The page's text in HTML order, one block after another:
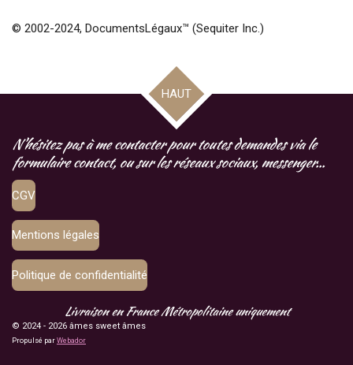
© 2002-2024, DocumentsLégaux™ (Sequiter Inc.)
HAUT
N'hésitez pas à me contacter pour toutes demandes via le
formulaire contact, ou sur les réseaux sociaux, messenger...
CGV
Mentions légales
Politique de confidentialité
Livraison en France Métropolitaine uniquement
© 2024 - 2026 âmes sweet âmes
Propulsé par Webador